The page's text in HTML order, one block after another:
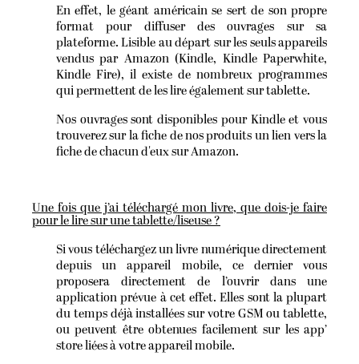
En effet, le géant américain se sert de son propre
format pour diffuser des ouvrages sur sa
plateforme. Lisible au départ sur les seuls appareils
vendus par Amazon (Kindle, Kindle Paperwhite,
Kindle Fire), il existe de nombreux programmes
qui permettent de les lire également sur tablette.
Nos ouvrages sont disponibles pour Kindle et vous
trouverez sur la fiche de nos produits un lien vers la
fiche de chacun d'eux sur Amazon.
Une fois que j’ai téléchargé mon livre, que dois-je faire
pour le lire sur une tablette/liseuse ?
Si vous téléchargez un livre numérique directement
depuis un appareil mobile, ce dernier vous
proposera directement de l’ouvrir dans une
application prévue à cet effet. Elles sont la plupart
du temps déjà installées sur votre GSM ou tablette,
ou peuvent être obtenues facilement sur les app’
store liées à votre appareil mobile.